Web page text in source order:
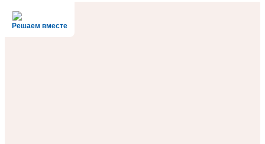
Решаем вместе